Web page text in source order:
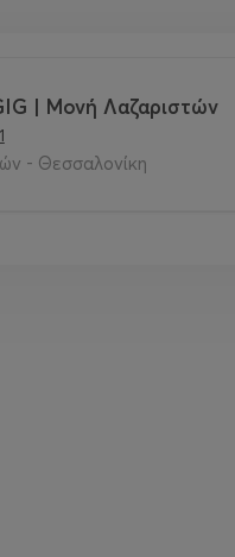
| Μονή Λαζαριστών
- Θεσσαλονίκη